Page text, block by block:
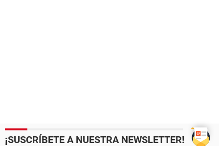
¡SUSCRÍBETE A NUESTRA NEWSLETTER!